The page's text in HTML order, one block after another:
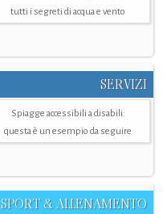
tutti i segreti di acqua e vento
SERVIZI
Spiagge accessibili a disabili:
questa è un esempio da seguire
SPORT & ALLENAMENTO